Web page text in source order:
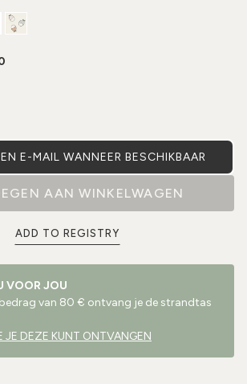
E-MAIL WANNEER BESCHIKBAAR
AAN WINKELWAGEN
ADD TO REGISTRY
VOOR JOU
van 80 € ontvang je de strandtas
JE DEZE KUNT ONTVANGEN